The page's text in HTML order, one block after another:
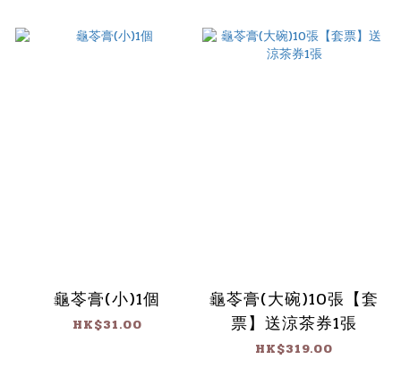
龜苓膏(小)1個
HK$31.00
龜苓膏(大碗)10張【套
票】送涼茶券1張
HK$319.00